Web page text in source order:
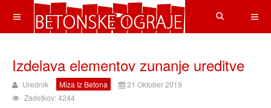
Izdelava elementov zunanje ureditve
Urednik Miza Iz Betona
21 Oktober 2019
Zadetkov: 4244